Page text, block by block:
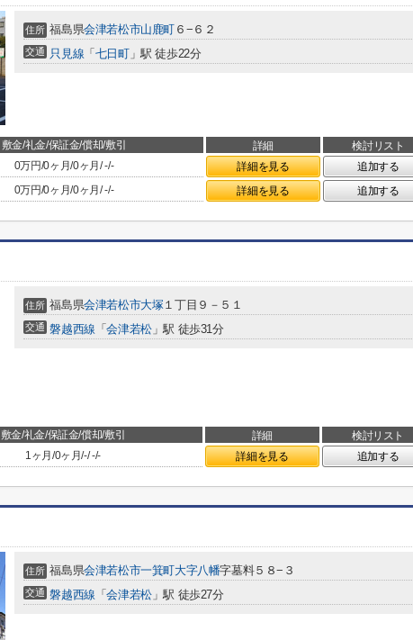
住所 福島県会津若松市山鹿町 ６−６２
交通 只見線 「 七日町」駅 徒歩22分
敷金/礼金/保証金/償却/敷引 詳細 検討リスト
0万円/0ヶ月/0ヶ月 /-/- 詳細を見る 追加する
0万円/0ヶ月/0ヶ月 /-/- 詳細を見る 追加する
住所 福島県会津若松市大塚１丁目９－５１
交通 磐越西線 「会津若松」駅 徒歩31分
敷金/礼金/保証金/償却/敷引 詳細 検討リスト
1ヶ月 /0ヶ月/-/-/- 詳細を見る 追加する
住所 福島県会津若松市一箕町大字八幡字墓料５８−３
交通 磐越西線 「会津若松」駅 徒歩27分